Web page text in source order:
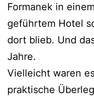
Formanek in
geführtem Hotel
dort blieb. Und
Jahre.
Vielleicht waren
praktische